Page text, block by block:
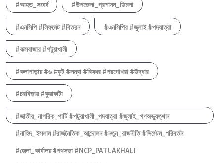
#আহত_সংঘর্ষ #উপজেলা_প্রশাসন_ডিমলা
#এনসিপি #লিফলেট #বিতরন #এনসিপির #জুলাই #পদযাত্রা
#কক্সবাজার #পটুয়াখালী
#কলাপাড়ায় #৬ #ফুট #লম্বা #বিষধর #পদ্মগোখরা #উদ্ধার
#চরবিজায় #কুয়াকাটা
#জাতীয়_নাগরিক_পার্টি #পটুয়াখালী_পদযাত্রা #জুলাই_গণঅভ্যুত্থান
#নাহিদ_ইসলাম #রাজনৈতিক_আন্দোলন #নতুন_রাজনীতি #সিস্টেম_পরিবর্তন
#জেলা_কার্যালয় #পথসভা #NCP_PATUAKHALI